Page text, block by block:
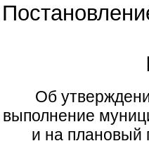
Об
выполнение
и на плановый